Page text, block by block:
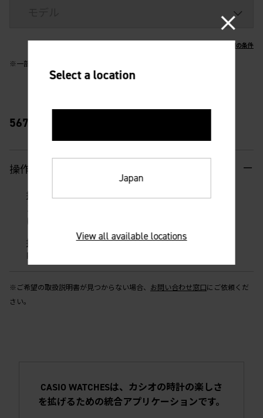
ご利用の条件
※一部の製品は検索対象外となります。
5670
操作ガイド
操作ガイド（HTML版）
スマートフォンでも見やすくサイト上でご覧いただ
けます。
操作ガイド（PDF版） (1.0MB)
PDF形式でご覧いただけます。
※ご希望の取扱説明書が見つからない場合、 お問い合わせ窓口にご依頼くだ
さい。
CASIO WATCHESは、カシオの時計の楽しさ
を拡げるための統合アプリケーションです。
Select a location
Japan
View all available locations